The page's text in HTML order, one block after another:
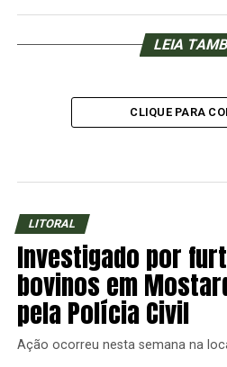
LEIA
CLIQUE PARA
LITORAL
Investigado por
bovinos em
pela Polícia Civil
Ação ocorreu nesta semana na